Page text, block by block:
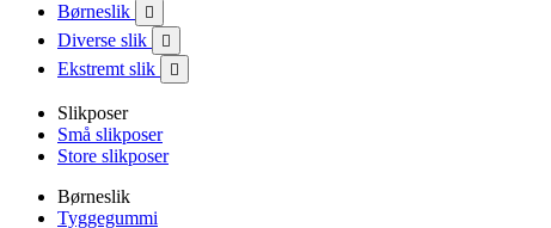
Børneslik 
Diverse slik 
Ekstremt slik 
Slikposer
Små slikposer
Store slikposer
Børneslik
Tyggegummi